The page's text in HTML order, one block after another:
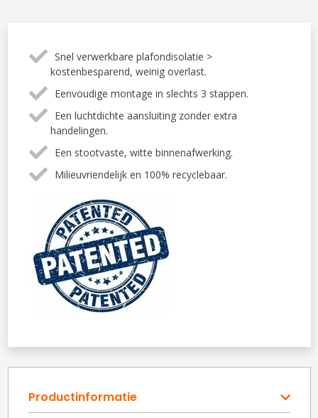
Snel verwerkbare plafondisolatie >
kostenbesparend, weinig overlast.
Eenvoudige montage in slechts 3 stappen.
Een luchtdichte aansluiting zonder extra
handelingen.
Een stootvaste, witte binnenafwerking.
Milieuvriendelijk en 100% recyclebaar.
Productinformatie